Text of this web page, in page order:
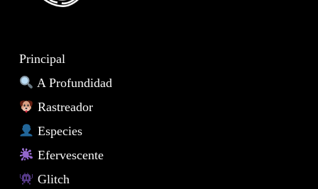
Principal
A Profundidad
Rastreador
Especies
Efervescente
Glitch